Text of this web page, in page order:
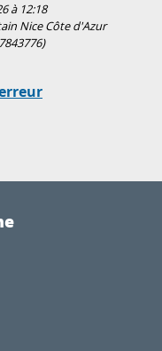
à 12:18
Nice Côte d'Azur
7843776)